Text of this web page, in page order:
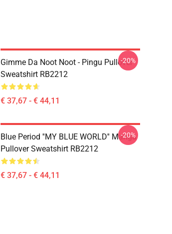
Gimme Da Noot Noot - Pingu Pullover
Sweatshirt RB2212
€ 37,67 - € 44,11
-20%
Blue Period ''MY BLUE WORLD'' Manga
Pullover Sweatshirt RB2212
€ 37,67 - € 44,11
-20%